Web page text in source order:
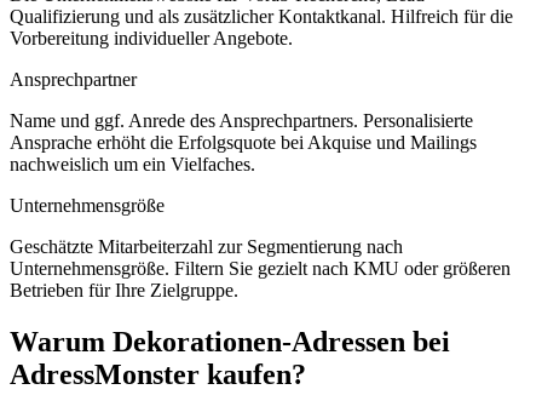
Qualifizierung und als zusätzlicher Kontaktkanal. Hilfreich für die
Vorbereitung individueller Angebote.
Ansprechpartner
Name und ggf. Anrede des Ansprechpartners. Personalisierte
Ansprache erhöht die Erfolgsquote bei Akquise und Mailings
nachweislich um ein Vielfaches.
Unternehmensgröße
Geschätzte Mitarbeiterzahl zur Segmentierung nach
Unternehmensgröße. Filtern Sie gezielt nach KMU oder größeren
Betrieben für Ihre Zielgruppe.
Warum Dekorationen-Adressen bei
AdressMonster kaufen?